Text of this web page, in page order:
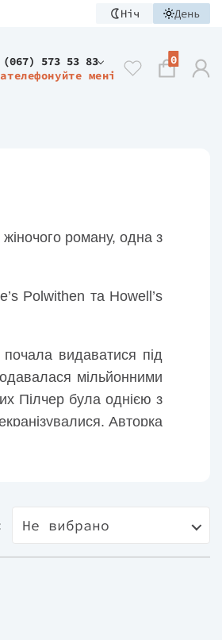
Ніч День
(067) 573 53 83
мені
0
роману, одна з
Polwithen та Howell’s
видаватися під
мільйонними
Пілчер була однією з
Авторка
Не вибрано